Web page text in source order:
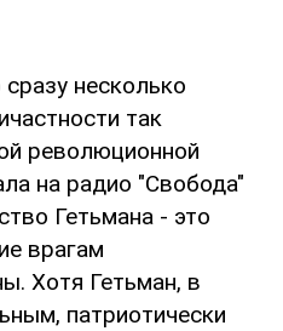
несколько
так
революционной
на радио "Свобода"
Гетьмана - это
врагам
Хотя Гетьман, в
патриотически